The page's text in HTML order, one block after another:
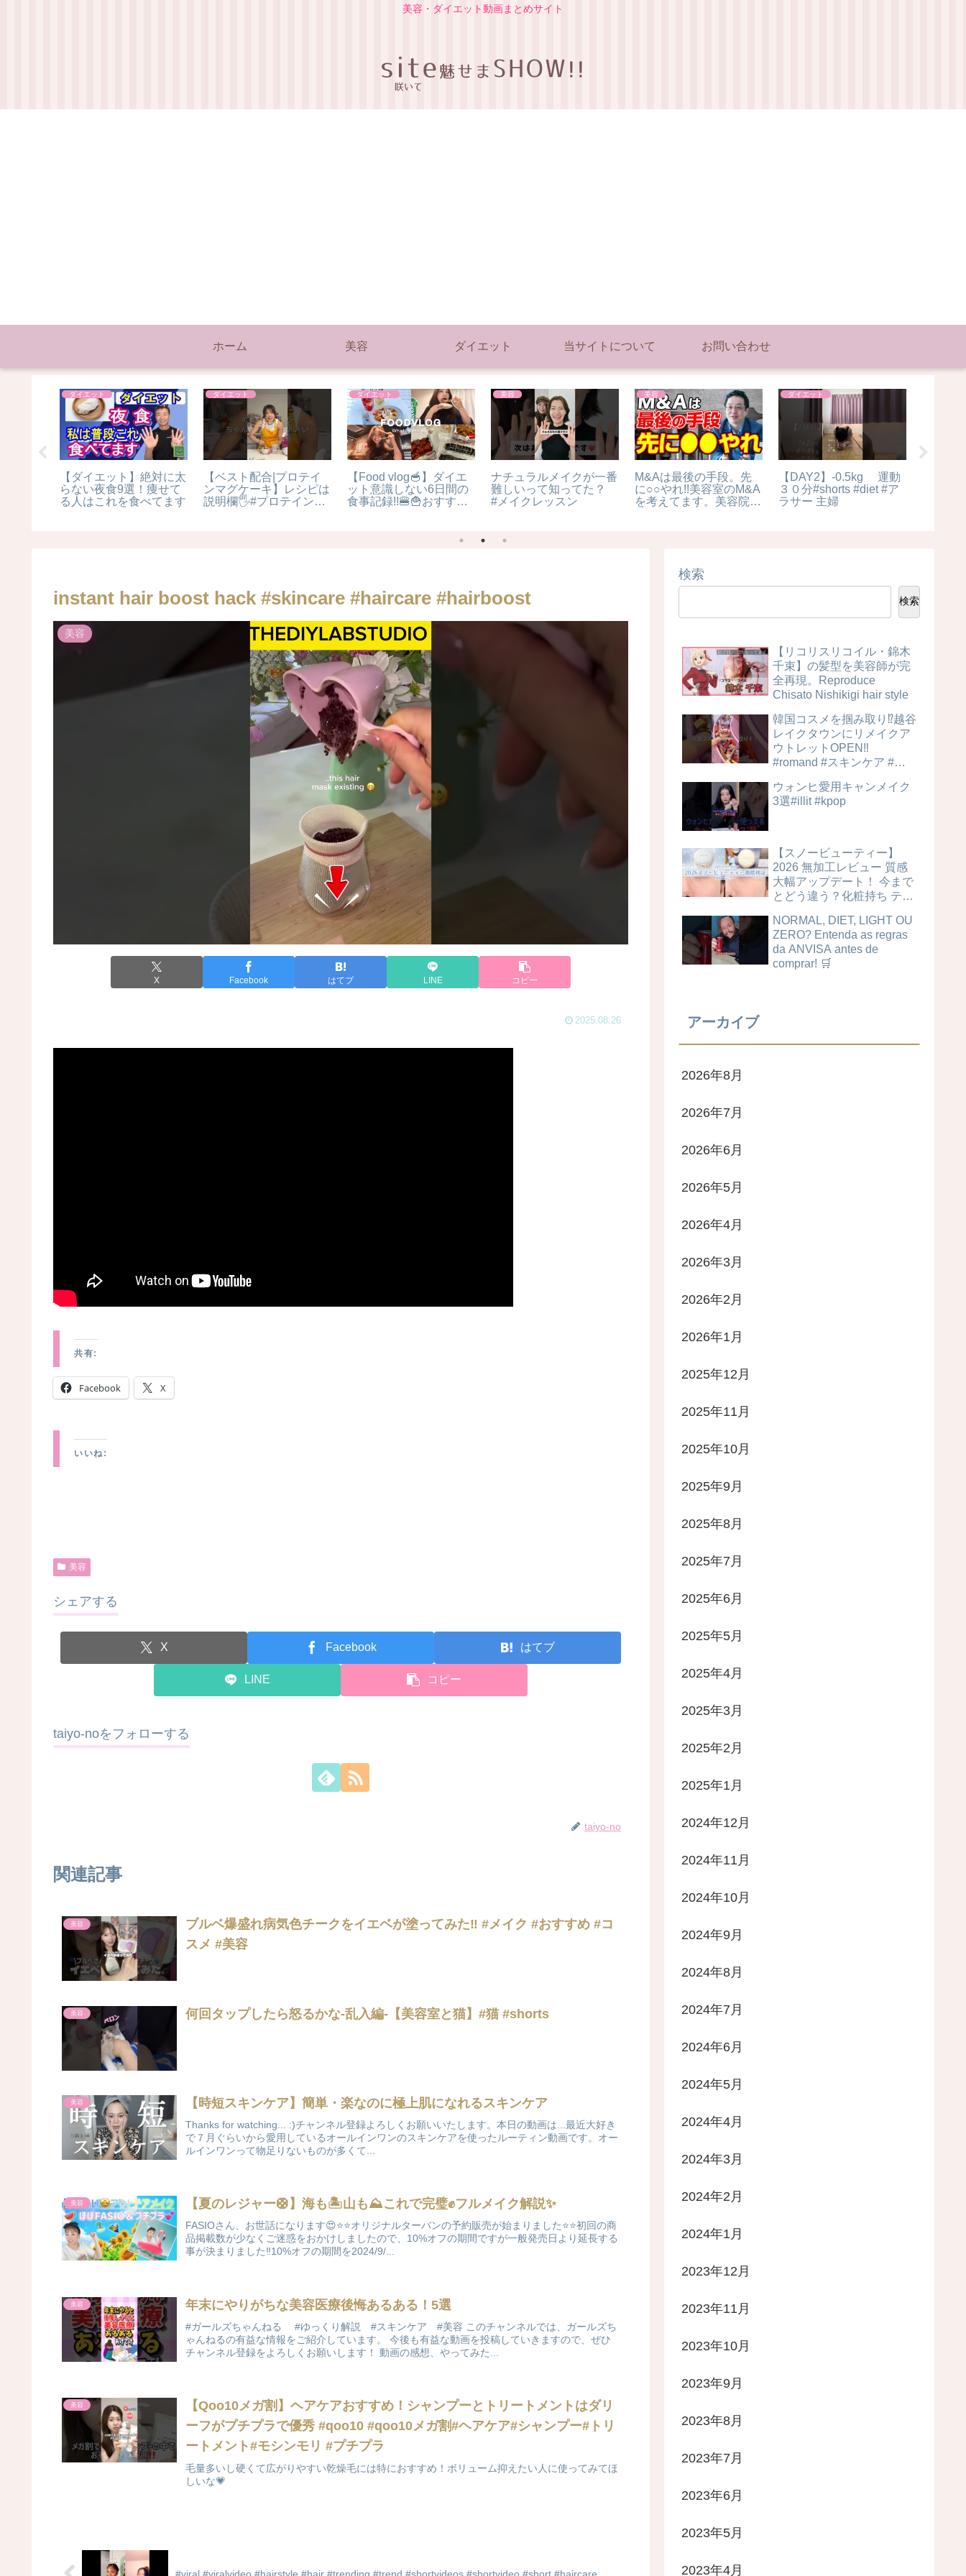
美容・ダイエット動画まとめサイト
ホーム 美容 ダイエット 当サイトについて お問い合わせ
ダイエット
【ダイエット】絶対に太
らない夜食9選！痩せて
る人はこれを食べてます
ダイエット
【ベスト配合|プロテイ
ンマグケーキ】レシピは
説明欄🖐️#プロテイン#
ダイエット
【Food vlog🥣】ダイエ
ット意識しない6日間の
食事記録!!🍔🍟おすすめ
美容
ナチュラルメイクが一番
難しいって知ってた？
#メイクレッスン
美容
M&Aは最後の手段。先
に○○やれ!!美容室のM&A
を考えてます。美容院や
ダイエット
【DAY2】-0.5kg 運動
３０分#shorts #diet #ア
ラサー 主婦
instant hair boost hack #skincare #haircare #hairboost
美容
X Facebook はてブ LINE コピー
2025.08.26
共有:
Facebook X
いいね:
美容
シェアする
X Facebook はてブ
LINE コピー
taiyo-noをフォローする
taiyo-no
関連記事
美容
ブルベ爆盛れ病気色チークをイエベが塗ってみた‼️ #メイク #おすすめ #コ
スメ #美容
美容 何回タップしたら怒るかな-乱入編-【美容室と猫】#猫 #shorts
美容 【時短スキンケア】簡単・楽なのに極上肌になれるスキンケア
Thanks for watching... :)チャンネル登録よろしくお願いいたします。本日の動画は...最近大好き
で７月ぐらいから愛用しているオールインワンのスキンケアを使ったルーティン動画です。オー
ルインワンって物足りないものが多くて...
美容 【夏のレジャー🛟】海も🏝️山も⛰️これで完璧✊フルメイク解説✨
FASIOさん、お世話になります😍⭐️⭐️オリジナルターバンの予約販売が始まりました⭐️⭐️初回の商
品掲載数が少なくご迷惑をおかけしましたので、10%オフの期間ですが一般発売日より延長する
事が決まりました‼️10%オフの期間を2024/9/...
美容 年末にやりがちな美容医療後悔あるある！5選
#ガールズちゃんねる #ゆっくり解説 #スキンケア #美容 このチャンネルでは、ガールズち
ゃんねるの有益な情報をご紹介しています。 今後も有益な動画を投稿していきますので、ぜひ
チャンネル登録をよろしくお願いします！ 動画の感想、やってみた...
美容
【Qoo10メガ割】ヘアケアおすすめ！シャンプーとトリートメントはダリ
ーフがプチプラで優秀 #qoo10 #qoo10メガ割#ヘアケア#シャンプー#トリ
ートメント#モシンモリ #プチプラ
毛量多いし硬くて広がりやすい乾燥毛には特におすすめ！ボリューム抑えたい人に使ってみてほ
しいな💗
検索
検索
【リコリスリコイル・錦木
千束】の髪型を美容師が完
全再現。Reproduce
Chisato Nishikigi hair style
韓国コスメを掴み取り⁉︎越谷
レイクタウンにリメイクア
ウトレットOPEN‼️
#romand #スキンケア #美
ウォンヒ愛用キャンメイク
3選#illit #kpop
【スノービューティー】
2026 無加工レビュー 質感
大幅アップデート！ 今まで
とどう違う？化粧持ち テカ
過検証！ ブライトニングス
キンケアパウダー 4MSK 美
白ケア
NORMAL, DIET, LIGHT OU
ZERO? Entenda as regras
da ANVISA antes de
comprar! 🛒
アーカイブ
2026年8月
2026年7月
2026年6月
2026年5月
2026年4月
2026年3月
2026年2月
2026年1月
2025年12月
2025年11月
2025年10月
2025年9月
2025年8月
2025年7月
2025年6月
2025年5月
2025年4月
2025年3月
2025年2月
2025年1月
2024年12月
2024年11月
2024年10月
2024年9月
2024年8月
2024年7月
2024年6月
2024年5月
2024年4月
2024年3月
2024年2月
2024年1月
2023年12月
2023年11月
2023年10月
2023年9月
2023年8月
2023年7月
2023年6月
2023年5月
2023年4月